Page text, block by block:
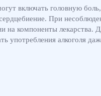
включать головную
При
на компоненты
употребления алкоголя